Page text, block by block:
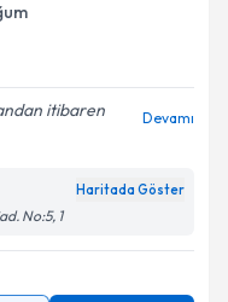
itibaren
Devamı
Haritada Göster
No:5, 1